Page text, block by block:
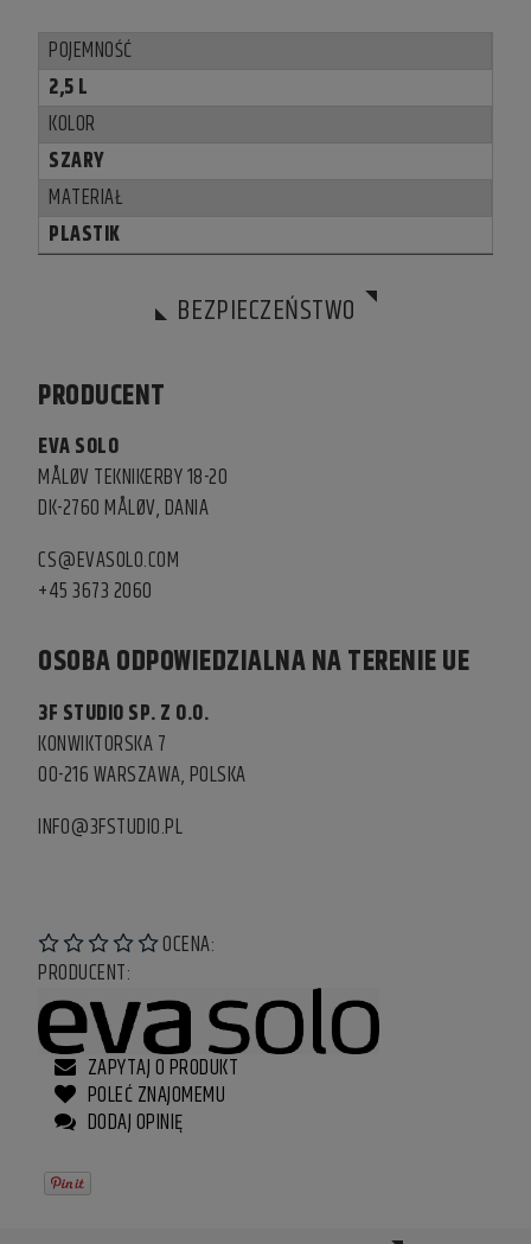
POJEMNOŚĆ
2,5 L
KOLOR
SZARY
MATERIAŁ
PLASTIK
BEZPIECZEŃSTWO
PRODUCENT
EVA SOLO
MÅLØV TEKNIKERBY 18-20
DK-2760 MÅLØV, DANIA
CS@EVASOLO.COM
+45 3673 2060
OSOBA ODPOWIEDZIALNA NA TERENIE UE
3F STUDIO SP. Z O.O.
KONWIKTORSKA 7
00-216 WARSZAWA, POLSKA
INFO@3FSTUDIO.PL
OCENA:
PRODUCENT:
ZAPYTAJ O PRODUKT
POLEĆ ZNAJOMEMU
DODAJ OPINIĘ